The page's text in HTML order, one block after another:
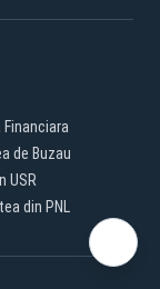
de Buzau
USR
din PNL